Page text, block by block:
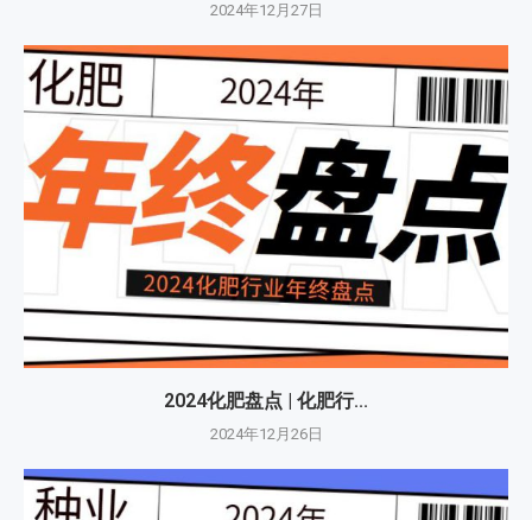
2024年12月27日
2024化肥盘点 | 化肥行...
2024年12月26日